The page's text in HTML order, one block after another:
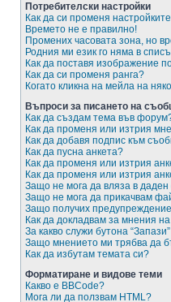
Потребителски настройки
Как да си променя
Времето не е правилно!
Промених часовата зона, но
Родния ми език го няма в
Как да поставя изображение
Как да си променя ранга?
Когато кликна на мейла на
Въпроси за писането на
Как да създам тема във
Как да променя или изтрия
Как да добавя подпис към
Как да пусна анкета?
Как да променя или изтрия
Как да променя или изтрия
Защо не мога да вляза в
Защо не мога да прикачвам
Защо получих
Как да докладвам за мнения
За какво служи бутона
Защо мнението ми трябва да
Как да избутам темата си?
Форматиране и видове теми
Какво е BBCode?
Мога ли да ползвам HTML?